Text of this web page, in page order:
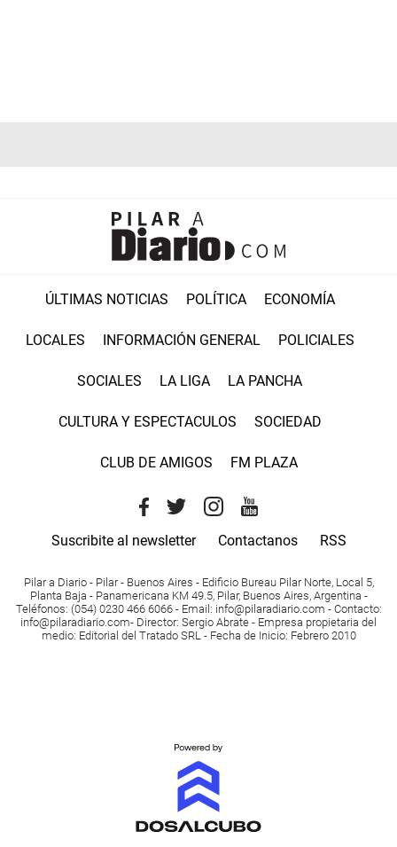
ÚLTIMAS NOTICIAS POLÍTICA ECONOMÍA
LOCALES INFORMACIÓN GENERAL POLICIALES
SOCIALES LA LIGA LA PANCHA
CULTURA Y ESPECTACULOS SOCIEDAD
CLUB DE AMIGOS FM PLAZA
Suscribite al newsletter Contactanos RSS
Pilar a Diario - Pilar - Buenos Aires - Edificio Bureau Pilar Norte, Local 5,
Planta Baja - Panamericana KM 49.5, Pilar, Buenos Aires, Argentina -
Teléfonos: (054) 0230 466 6066 - Email : info@pilaradiario.com - Contacto:
info@pilaradiario.com- Director: Sergio Abrate - Empresa propietaria del
medio: Editorial del Tratado SRL - Fecha de Inicio: Febrero 2010